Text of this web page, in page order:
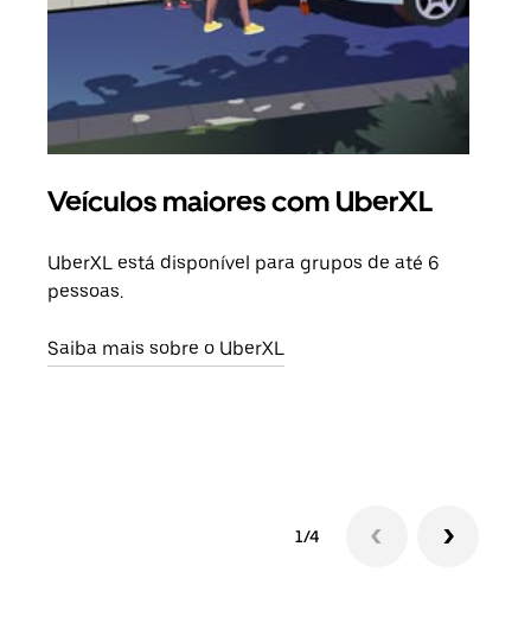
Veículos maiores com UberXL
UberXL está disponível para grupos de até 6
pessoas.
Saiba mais sobre o UberXL
1/4